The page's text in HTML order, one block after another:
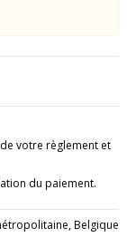
votre règlement et
du paiement.
Belgique